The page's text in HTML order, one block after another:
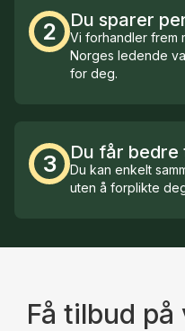
2 Du sparer
Vi forhandler frem
Norges ledende
for deg.
3 Du får bedre
Du kan enkelt
uten å forplikte
Få tilbud